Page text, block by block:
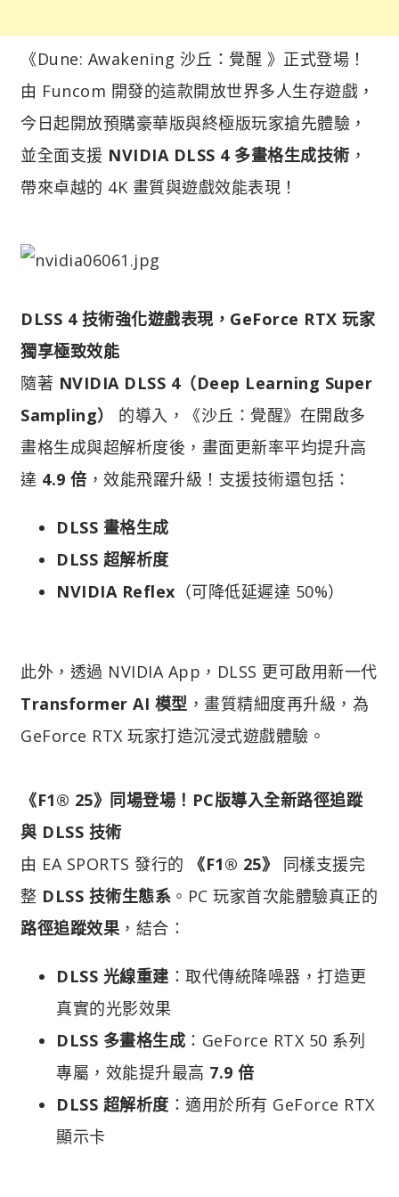
《Dune: Awakening 沙丘：覺醒 》正式登場！
由 Funcom 開發的這款開放世界多人生存遊戲，
今日起開放預購豪華版與終極版玩家搶先體驗，
並全面支援 NVIDIA DLSS 4 多畫格生成技術 ，
帶來卓越的 4K 畫質與遊戲效能表現！
DLSS 4 技術強化遊戲表現，GeForce RTX 玩家
獨享極致效能
隨著 NVIDIA DLSS 4（Deep Learning Super
Sampling）
的導入，《沙丘：覺醒》在開啟多
畫格生成與超解析度後，畫面更新率平均提升高
達 4.9 倍 ，效能飛躍升級！支援技術還包括：
DLSS 畫格生成
DLSS 超解析度
NVIDIA Reflex （可降低延遲達 50%）
此外，透過 NVIDIA App，DLSS 更可啟用新一代
Transformer AI 模型 ，畫質精細度再升級，為
GeForce RTX 玩家打造沉浸式遊戲體驗。
《F1® 25》同場登場！PC版導入全新路徑追蹤
與 DLSS 技術
由 EA SPORTS 發行的
《F1® 25》
同樣支援完
整 DLSS 技術生態系 。PC 玩家首次能體驗真正的
路徑追蹤效果 ，結合：
DLSS 光線重建 ：取代傳統降噪器，打造更
真實的光影效果
DLSS 多畫格生成 ：GeForce RTX 50 系列
專屬，效能提升最高 7.9 倍
DLSS 超解析度 ：適用於所有 GeForce RTX
顯示卡